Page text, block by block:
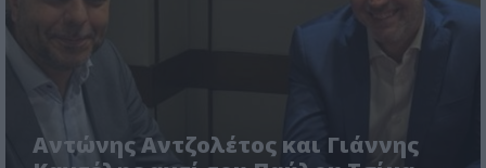
Αντώνης Αντζολέτος και Γιάννης